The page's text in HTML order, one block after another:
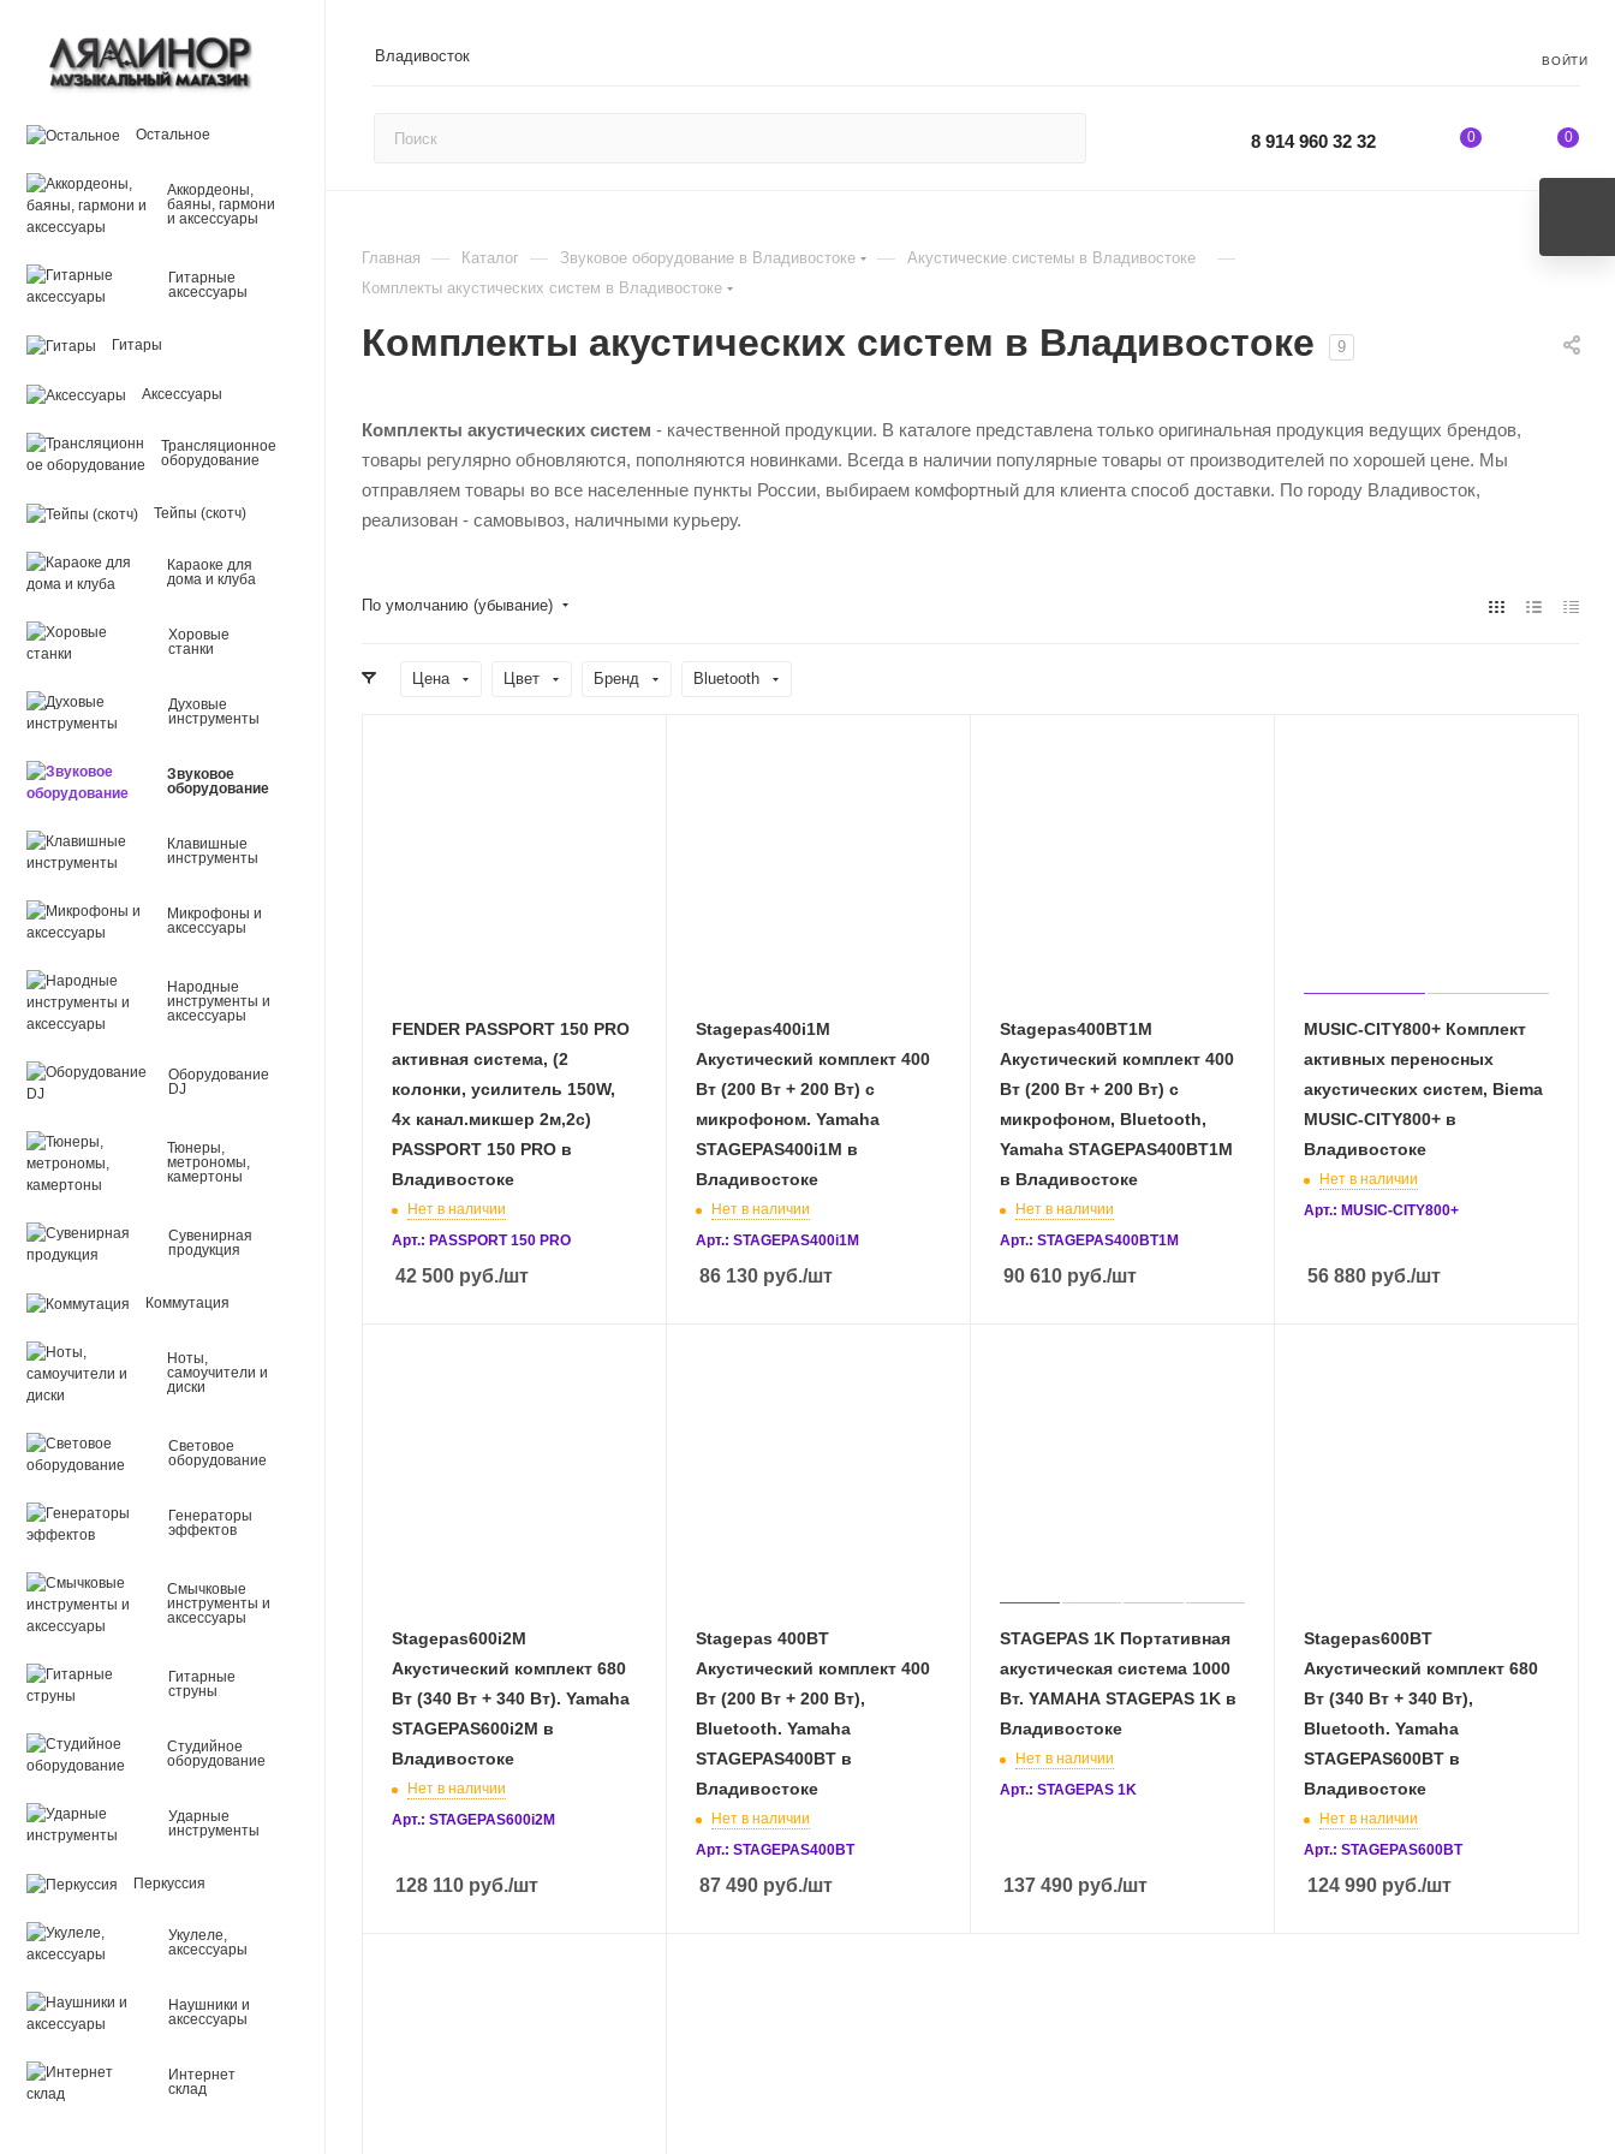
Владивосток ВОЙТИ
8 914 960 32 32 0 0
Остальное
Аккордеоны,
баяны, гармони
и аксессуары
Гитарные
аксессуары
Гитары
Аксессуары
Трансляционное
оборудование
Тейпы (скотч)
Караоке для
дома и клуба
Хоровые
станки
Духовые
инструменты
Звуковое
оборудование
Клавишные
инструменты
Микрофоны и
аксессуары
Народные
инструменты и
аксессуары
Оборудование
DJ
Тюнеры,
метрономы,
камертоны
Сувенирная
продукция
Коммутация
Ноты,
самоучители и
диски
Световое
оборудование
Генераторы
эффектов
Смычковые
инструменты и
аксессуары
Гитарные
струны
Студийное
оборудование
Ударные
инструменты
Перкуссия
Укулеле,
аксессуары
Наушники и
аксессуары
Интернет
склад
Главная — Каталог — Звуковое оборудование в Владивостоке — Акустические системы в Владивостоке —
Комплекты акустических систем в Владивостоке
Комплекты акустических систем в Владивостоке 9
Комплекты акустических систем - качественной продукции. В каталоге представлена только оригинальная продукция ведущих брендов,
товары регулярно обновляются, пополняются новинками. Всегда в наличии популярные товары от производителей по хорошей цене. Мы
отправляем товары во все населенные пункты России, выбираем комфортный для клиента способ доставки. По городу Владивосток,
реализован - самовывоз, наличными курьеру.
По умолчанию (убывание)
Цена Цвет Бренд Bluetooth
FENDER PASSPORT 150 PRO
активная система, (2
колонки, усилитель 150W,
4х канал.микшер 2м,2с)
PASSPORT 150 PRO в
Владивостоке
Нет в наличии
Арт.: PASSPORT 150 PRO
42 500 руб./шт
Stagepas400i1M
Акустический комплект 400
Вт (200 Вт + 200 Вт) с
микрофоном. Yamaha
STAGEPAS400i1M в
Владивостоке
Нет в наличии
Арт.: STAGEPAS400i1M
86 130 руб./шт
Stagepas400BT1M
Акустический комплект 400
Вт (200 Вт + 200 Вт) с
микрофоном, Bluetooth,
Yamaha STAGEPAS400BT1M
в Владивостоке
Нет в наличии
Арт.: STAGEPAS400BT1M
90 610 руб./шт
MUSIC-CITY800+ Комплект
активных переносных
акустических систем, Biema
MUSIC-CITY800+ в
Владивостоке
Нет в наличии
Арт.: MUSIC-CITY800+
56 880 руб./шт
Stagepas600i2M
Акустический комплект 680
Вт (340 Вт + 340 Вт). Yamaha
STAGEPAS600i2M в
Владивостоке
Нет в наличии
Арт.: STAGEPAS600i2M
128 110 руб./шт
Stagepas 400BT
Акустический комплект 400
Вт (200 Вт + 200 Вт),
Bluetooth. Yamaha
STAGEPAS400BT в
Владивостоке
Нет в наличии
Арт.: STAGEPAS400BT
87 490 руб./шт
STAGEPAS 1K Портативная
акустическая система 1000
Вт. YAMAHA STAGEPAS 1K в
Владивостоке
Нет в наличии
Арт.: STAGEPAS 1K
137 490 руб./шт
Stagepas600BT
Акустический комплект 680
Вт (340 Вт + 340 Вт),
Bluetooth. Yamaha
STAGEPAS600BT в
Владивостоке
Нет в наличии
Арт.: STAGEPAS600BT
124 990 руб./шт